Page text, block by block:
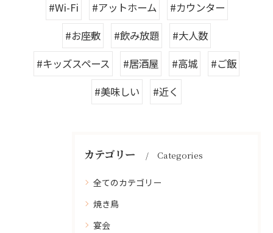
#Wi-Fi
#アットホーム
#カウンター
#お座敷
#飲み放題
#大人数
#キッズスペース
#居酒屋 #高城
#ご飯
#美味しい
#近く
カテゴリー Categories
全てのカテゴリー
焼き鳥
宴会